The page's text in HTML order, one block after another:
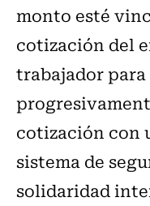
monto esté
cotización del
trabajador para
cotización con
sistema de
solidaridad